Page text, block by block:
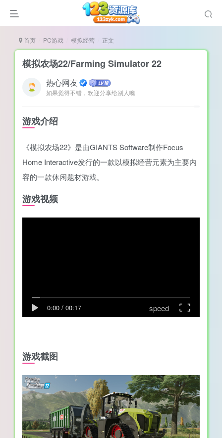
首页 PC游戏 模拟经营 正文
模拟农场22/Farming Simulator 22
热心网友
如果觉得不错，欢迎分享给别人噢
游戏介绍
《模拟农场22》是由GIANTS Software制作Focus
Home Interactive发行的一款以模拟经营元素为主要内
容的一款休闲题材游戏。
游戏视频
0:00 / 00:17 speed
游戏截图